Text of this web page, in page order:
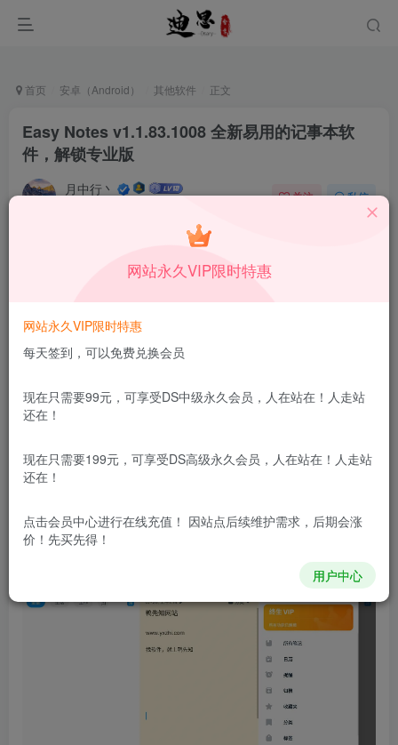
首页 安卓（Android） 其他软件 正文
Easy Notes v1.1.83.1008 全新易用的记事本软
件，解锁专业版
月中行丶 关注 私信
用途。如有侵权、不妥之处，请第一时间联系我们删除！
Easy Notes 是一款适用于Android 的全新易用的记事
记事应用程序。有了这个简单的记事本应用程序，您可以使
用彩色背景和清单创建快速笔记，以帮助您轻松组织任务和
生活。您也可以使用此笔记记录者将照片或音频添加到笔记
中。
网站永久VIP限时特惠
网站永久VIP限时特惠
每天签到，可以免费兑换会员
现在只需要99元，可享受DS中级永久会员，人在站在！人走站
还在！
现在只需要199元，可享受DS高级永久会员，人在站在！人走站
还在！
点击会员中心进行在线充值！ 因站点后续维护需求，后期会涨
价！先买先得！
用户中心